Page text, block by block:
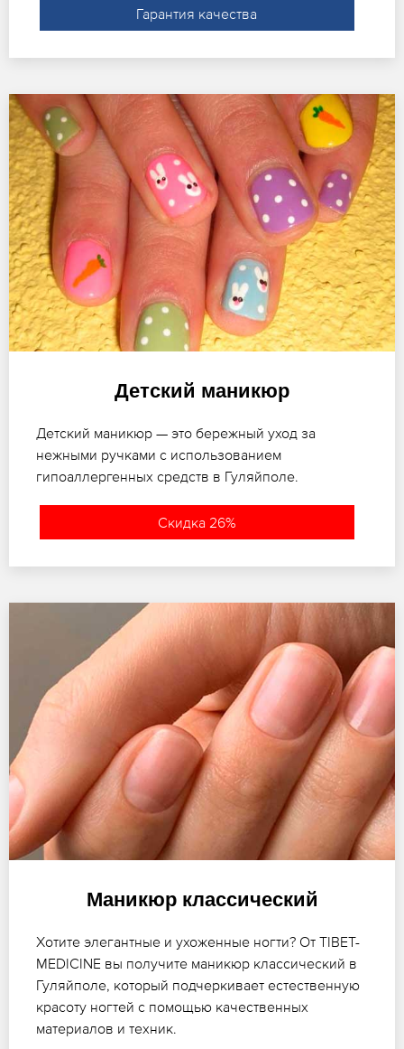
Гарантия качества
Детский маникюр
Детский маникюр — это бережный уход за
нежными ручками с использованием
гипоаллергенных средств в Гуляйполе.
Скидка 26%
Маникюр классический
Хотите элегантные и ухоженные ногти? От TIBET-
MEDICINE вы получите маникюр классический в
Гуляйполе, который подчеркивает естественную
красоту ногтей с помощью качественных
материалов и техник.